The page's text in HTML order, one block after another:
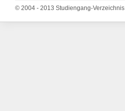
© 2004 - 2013 Studiengang-Verzeichnis